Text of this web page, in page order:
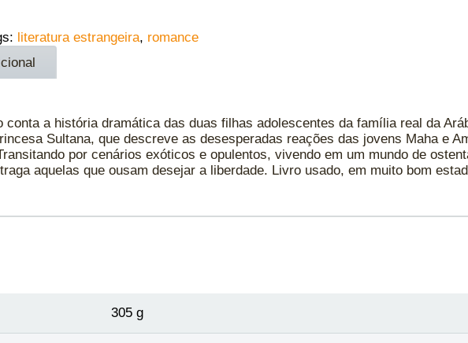
literatura estrangeira, romance
a história dramática das duas filhas adolescentes da família real da
Sultana, que descreve as desesperadas reações das jovens Maha e
por cenários exóticos e opulentos, vivendo em um mundo de
aquelas que ousam desejar a liberdade. Livro usado, em muito bom
305 g